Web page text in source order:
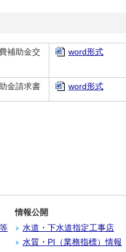
補助金交
word形式
金請求書 word形式
情報公開
水道・下水道指定工事店
水質・PI（業務指標）情報